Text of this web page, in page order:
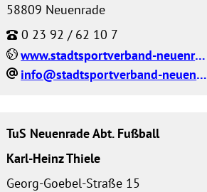
www.stadtsportverband-neuenrade.de
info@stadtsportverband-neuenrade.de
58809 Neuenrade
0 23 92 / 62 10 7
TuS Neuenrade Abt. Fußball
Georg-Goebel-Straße 15
Karl-Heinz Thiele